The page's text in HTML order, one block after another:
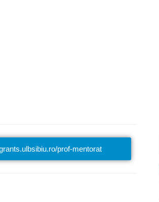
prof-mentorat